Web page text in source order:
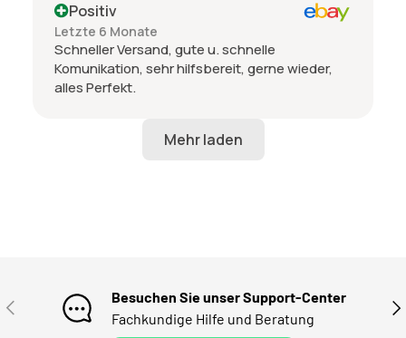
Positiv
Letzte 6 Monate
Schneller Versand, gute u. schnelle
Komunikation, sehr hilfsbereit, gerne wieder,
alles Perfekt.
VORHERIGE
Besuchen Sie unser Support-Center
Fachkundige Hilfe und Beratung